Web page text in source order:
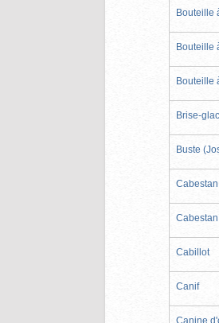
Bouteille
Bouteille
Bouteille
Brise-
Buste
Cabestan
Cabestan
Cabillot
Canif
Canine